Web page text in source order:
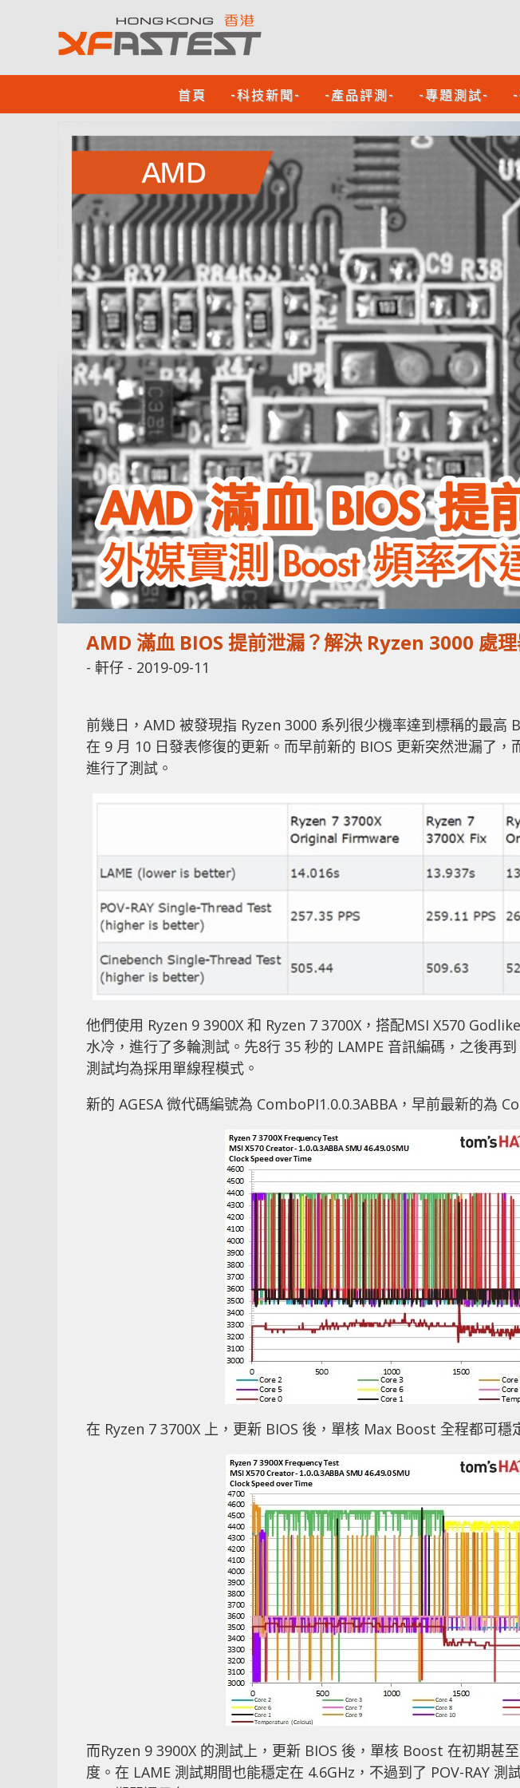
首頁 -科技新聞- -產品評測- -專題測試-
AMD 滿血 BIOS 提前泄漏？解決 Ryzen 3000 處
- 軒仔 - 2019-09-11
前幾日，AMD 被發現指 Ryzen 3000 系列很少機率達到標稱的最高
在 9 月 10 日發表修復的更新。而早前新的 BIOS 更新突然泄漏了
進行了測試。
他們使用 Ryzen 9 3900X 和 Ryzen 7 3700X，搭配MSI X570
水冷，進行了多輪測試。先8行 35 秒的 LAMPE 音訊編碼，之後再到
測試均為採用單線程模式。
新的 AGESA 微代碼編號為 ComboPI1.0.0.3ABBA，早前最新的為
在 Ryzen 7 3700X 上，更新 BIOS 後，單核 Max Boost 全程都可穩
而Ryzen 9 3900X 的測試上，更新 BIOS 後，單核 Boost 在初期甚
度。在 LAME 測試期間也能穩定在 4.6GHz，不過到了 POV-RAY 測